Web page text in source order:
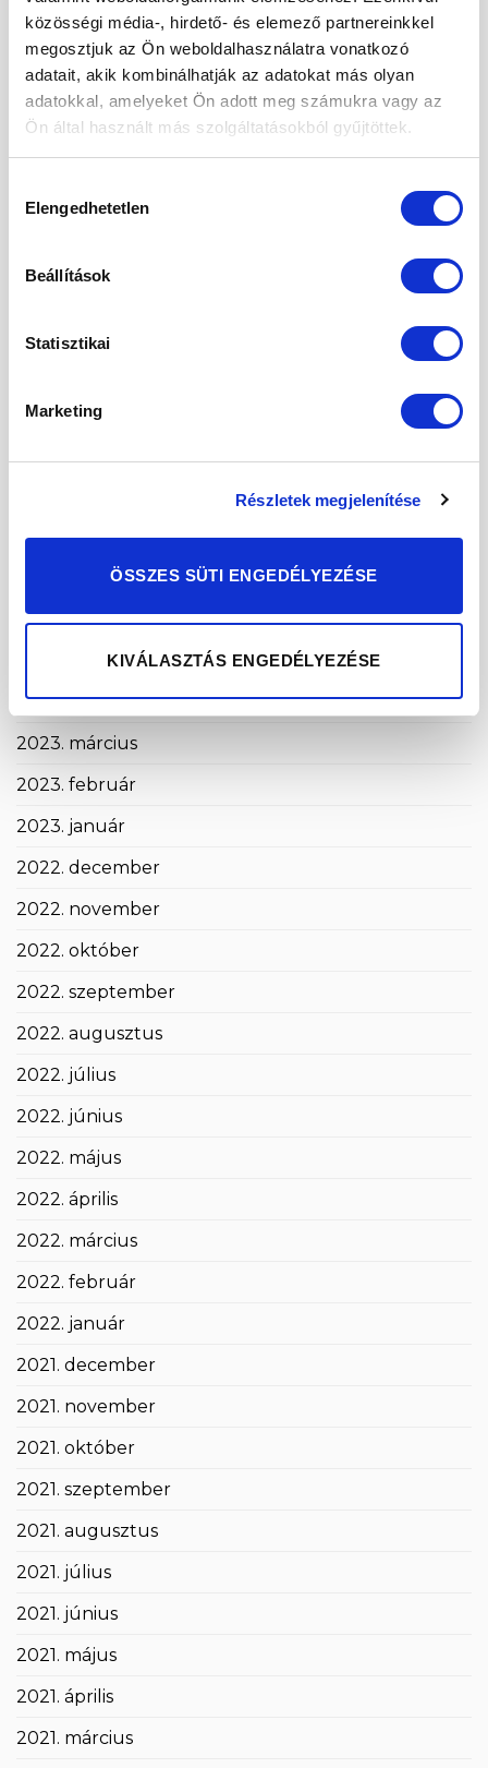
közösségi média-, hirdető- és elemező partnereinkkel
megosztjuk az Ön weboldalhasználatra vonatkozó
adatait, akik kombinálhatják az adatokat más olyan
adatokkal, amelyeket Ön adott meg számukra vagy az
Ön által használt más szolgáltatásokból gyűjtöttek.
kiválasztása
Elengedhetetlen
Beállítások
Statisztikai
Marketing
Részletek megjelenítése
ÖSSZES SÜTI ENGEDÉLYEZÉSE
KIVÁLASZTÁS ENGEDÉLYEZÉSE
2025. október
2025. szeptember
2025. augusztus
2025. május
2025. április
2025. február
2024. október
2024. április
2024. március
2024. január
2023. december
2023. szeptember
2023. március
2023. február
2023. január
2022. december
2022. november
2022. október
2022. szeptember
2022. augusztus
2022. július
2022. június
2022. május
2022. április
2022. március
2022. február
2022. január
2021. december
2021. november
2021. október
2021. szeptember
2021. augusztus
2021. július
2021. június
2021. május
2021. április
2021. március